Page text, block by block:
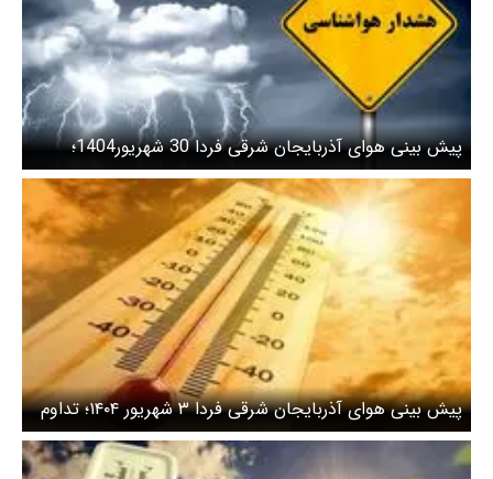
پیش بینی هوای آذربایجان شرقی فردا 30 شهریور1404؛
احتمال بارش‌های شدید و سیلاب وجود دارد
پیش بینی هوای آذربایجان شرقی فردا ۳ شهریور ۱۴۰۴؛ تداوم
گرمای هوا دراستان